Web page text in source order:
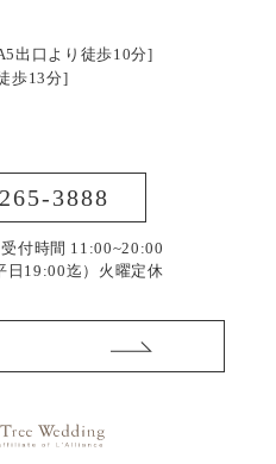
出口より徒歩10分]
歩13分]
3888
付時間 11:00~20:00
日19:00迄） 火曜定休